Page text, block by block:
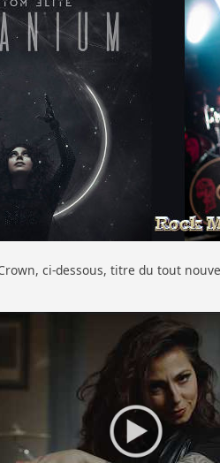
ci-dessous, titre du tout